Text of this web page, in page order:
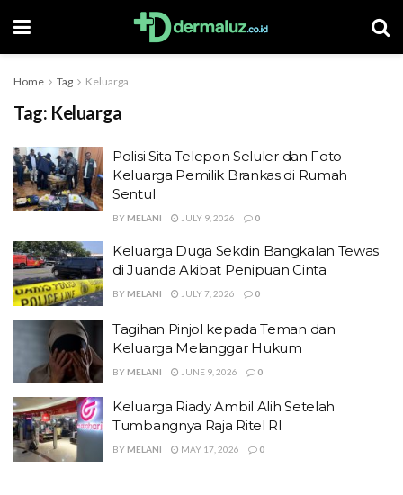
Home Tag Keluarga
Tag: Keluarga
Polisi Sita Telepon Seluler dan Foto
Keluarga Pemilik Brankas di Rumah
Sentul
BY MELANI JULY 9, 2026 0
Keluarga Duga Sekdin Bangkalan Tewas
di Juanda Akibat Penipuan Cinta
BY MELANI JULY 7, 2026 0
Tagihan Pinjol kepada Teman dan
Keluarga Melanggar Hukum
BY MELANI JUNE 9, 2026 0
Keluarga Riady Ambil Alih Setelah
Tumbangnya Raja Ritel RI
BY MELANI MAY 17, 2026 0